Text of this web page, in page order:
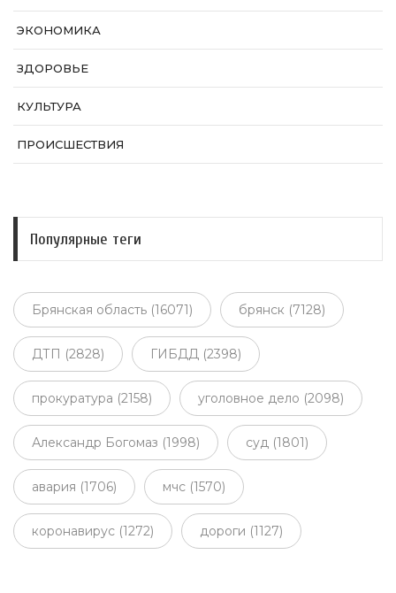
ЭКОНОМИКА
ЗДОРОВЬЕ
КУЛЬТУРА
ПРОИСШЕСТВИЯ
Популярные теги
Брянская область (16071) брянск (7128)
ДТП (2828) ГИБДД (2398)
прокуратура (2158) уголовное дело (2098)
Александр Богомаз (1998) суд (1801)
авария (1706) мчс (1570)
коронавирус (1272) дороги (1127)